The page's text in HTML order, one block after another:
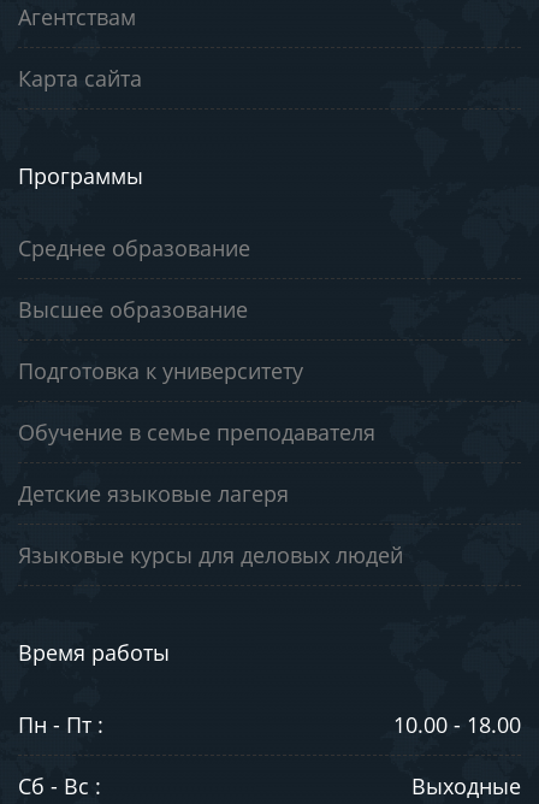
Агентствам
Карта сайта
Программы
Среднее образование
Высшее образование
Подготовка к университету
Обучение в семье преподавателя
Детские языковые лагеря
Языковые курсы для деловых людей
Время работы
Пн - Пт : 10.00 - 18.00
Сб - Вс : Выходные